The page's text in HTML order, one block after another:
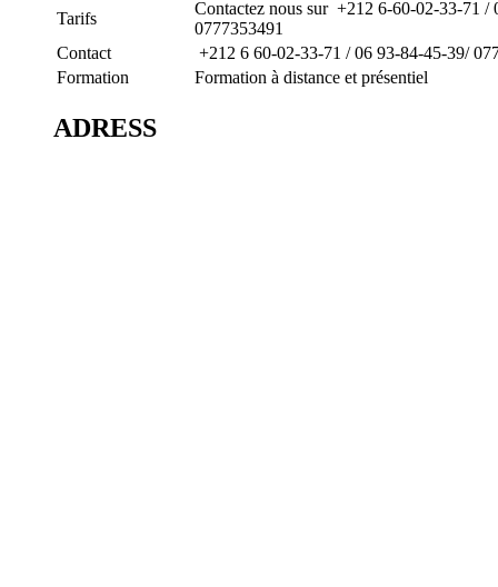
Tarifs
Contactez nous sur +212 6-60-02-33-71 /
0777353491
Contact
+212 6 60-02-33-71 /06 93-84-45-39/
Formation
Formation à distance et présentiel
ADRESS